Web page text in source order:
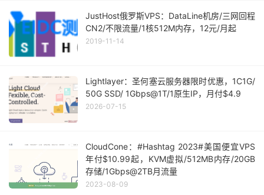
JustHost俄罗斯VPS：DataLine机房/三网回程
CN2/不限流量/1核512M内存，12元/月起
2019-11-14
Lightlayer：圣何塞云服务器限时优惠，1C1G/
50G SSD/ 1Gbps@1T/1原生IP，月付$4.9
2026-07-15
CloudCone：#Hashtag 2023#美国便宜VPS
年付$10.99起，KVM虚拟/512MB内存/20GB
存储/1Gbps@2TB月流量
2023-08-09